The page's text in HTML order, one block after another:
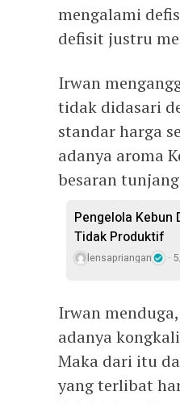
mengalami
defisit justru
Irwan
tidak didasari
standar harga
adanya aroma
besaran
Pengelola Kebun
Tidak Produktif ‎
lensapriangan
Irwan
adanya
Maka dari itu
yang terlibat